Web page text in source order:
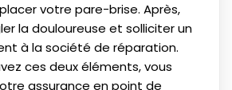
votre pare-brise. Après,
la douloureuse et solliciter un
à la société de réparation.
ces deux éléments, vous
assurance en point de